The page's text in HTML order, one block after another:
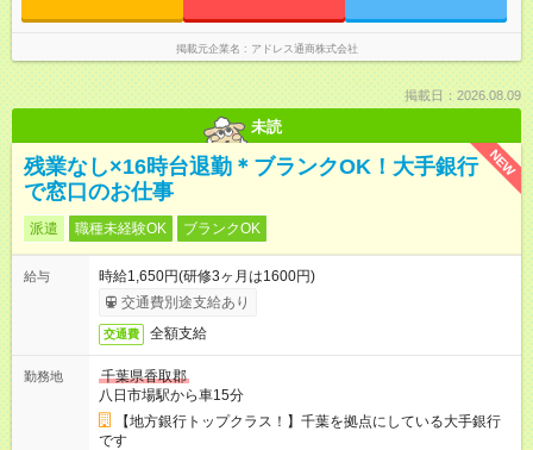
掲載元企業名 アドレス通商株式会社
掲載日：2026.08.09
未読
NEW
残業なし×16時台退勤＊ブランクOK！大手銀行
で窓口のお仕事
派遣 職種未経験OK ブランクOK
給与
時給1,650円(研修3ヶ月は1600円)
交通費別途支給あり
交通費 全額支給
勤務地
千葉県香取郡
八日市場駅から車15分
【地方銀行トップクラス！】千葉を拠点にしている大手銀行
です